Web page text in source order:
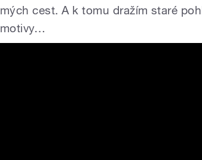
mých cest. A k tomu dražím staré
motivy…